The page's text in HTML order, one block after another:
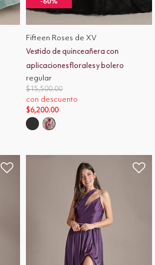
Fifteen Roses de XV
Vestido de quinceañera con
aplicaciones florales y bolero
regular
Price reduced from
$15,500.00to
con descuento
$6,200.00